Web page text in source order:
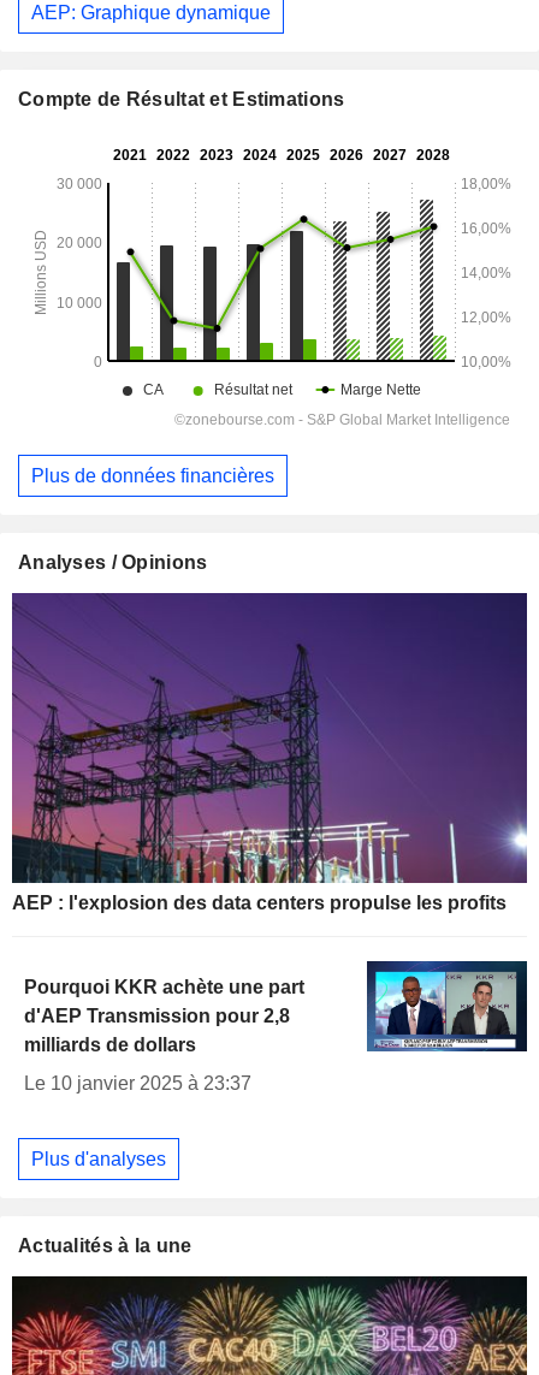
AEP: Graphique dynamique
Compte de Résultat et Estimations
Plus de données financières
Analyses / Opinions
AEP : l'explosion des data centers propulse les profits
Pourquoi KKR achète une part
d'AEP Transmission pour 2,8
milliards de dollars
Le 10 janvier 2025 à 23:37
Plus d'analyses
Actualités à la une